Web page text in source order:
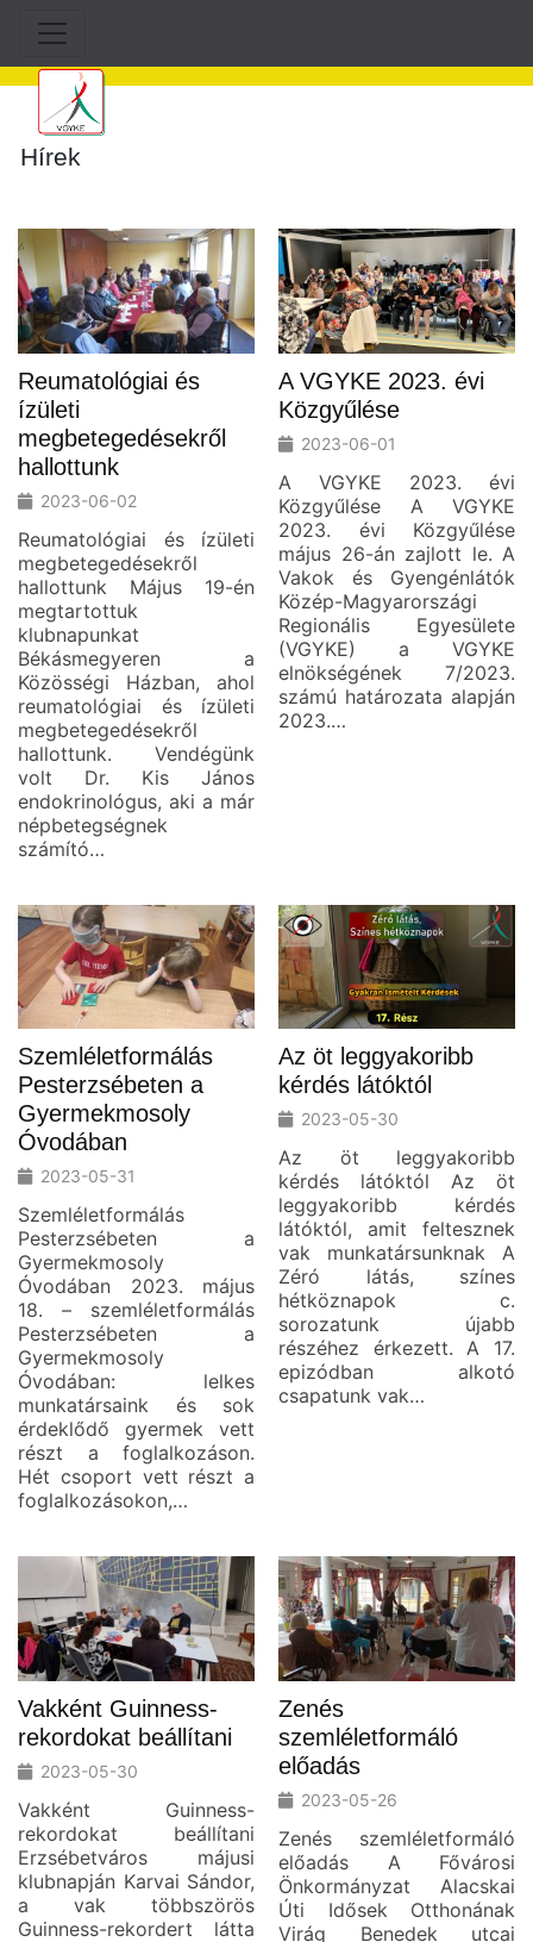
Hírek
Reumatológiai és
ízületi
megbetegedésekről
hallottunk
2023-06-02
Reumatológiai és ízületi
megbetegedésekről
hallottunk Május 19-én
megtartottuk
klubnapunkat
Békásmegyeren a
Közösségi Házban, ahol
reumatológiai és ízületi
megbetegedésekről
hallottunk. Vendégünk
volt Dr. Kis János
endokrinológus, aki a már
népbetegségnek
számító…
A VGYKE 2023. évi
Közgyűlése
2023-06-01
A VGYKE 2023. évi
Közgyűlése A VGYKE
2023. évi Közgyűlése
május 26-án zajlott le. A
Vakok és Gyengénlátók
Közép-Magyarországi
Regionális Egyesülete
(VGYKE) a VGYKE
elnökségének 7/2023.
számú határozata alapján
2023.…
Szemléletformálás
Pesterzsébeten a
Gyermekmosoly
Óvodában
2023-05-31
Szemléletformálás
Pesterzsébeten a
Gyermekmosoly
Óvodában 2023. május
18. – szemléletformálás
Pesterzsébeten a
Gyermekmosoly
Óvodában: lelkes
munkatársaink és sok
érdeklődő gyermek vett
részt a foglalkozáson.
Hét csoport vett részt a
foglalkozásokon,…
Az öt leggyakoribb
kérdés látóktól
2023-05-30
Az öt leggyakoribb
kérdés látóktól Az öt
leggyakoribb kérdés
látóktól, amit feltesznek
vak munkatársunknak A
Zéró látás, színes
hétköznapok c.
sorozatunk újabb
részéhez érkezett. A 17.
epizódban alkotó
csapatunk vak…
Vakként Guinness-
rekordokat beállítani
2023-05-30
Vakként Guinness-
rekordokat beállítani
Erzsébetváros májusi
klubnapján Karvai Sándor,
a vak többszörös
Guinness-rekordert látta
Zenés
szemléletformáló
előadás
2023-05-26
Zenés szemléletformáló
előadás A Fővárosi
Önkormányzat Alacskai
Úti Idősek Otthonának
Virág Benedek utcai